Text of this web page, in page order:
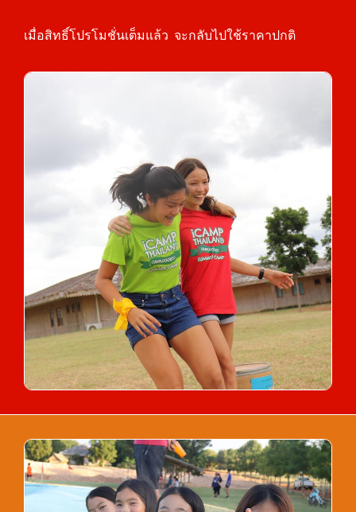
เมื่อสิทธิ์โปรโมชั่นเต็มแล้ว จะกลับไปใช้ราคาปกติ